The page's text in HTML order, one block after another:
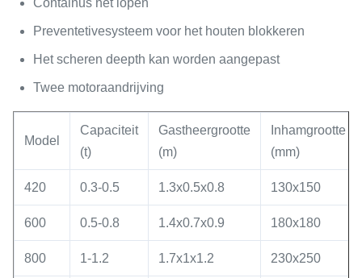
Containus het lopen
Preventetivesysteem voor het houten blokkeren
Het scheren deepth kan worden aangepast
Twee motoraandrijving
Model
Capaciteit
(t)
Gastheergrootte
(m)
Inhamgrootte
(mm)
420 0.3-0.5 1.3x0.5x0.8 130x150
600 0.5-0.8 1.4x0.7x0.9 180x180
800 1-1.2 1.7x1x1.2 230x250